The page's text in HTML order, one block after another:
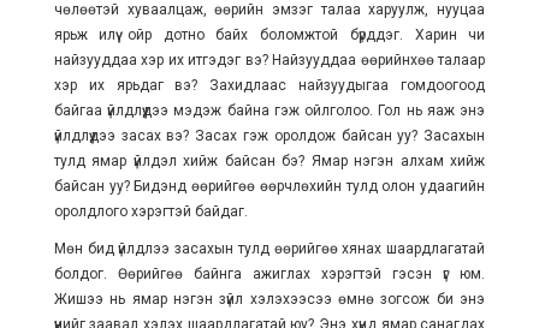
чөлөөтэй хуваалцаж, өөрийн эмзэг талаа харуулж, нууцаа
ярьж илүү ойр дотно байх боломжтой бүрддэг. Харин чи
найзууддаа хэр их итгэдэг вэ? Найзууддаа өөрийнхөө талаар
хэр их ярьдаг вэ? Захидлаас найзуудыгаа гомдоогоод
байгаа үйлдлүүдээ мэдэж байна гэж ойлголоо. Гол нь яаж энэ
үйлдлүүдээ засах вэ? Засах гэж оролдож байсан уу? Засахын
тулд ямар үйлдэл хийж байсан бэ? Ямар нэгэн алхам хийж
байсан уу? Бидэнд өөрийгөө өөрчлөхийн тулд олон удаагийн
оролдлого хэрэгтэй байдаг.
Мөн бид үйлдлээ засахын тулд өөрийгөө хянах шаардлагатай
болдог. Өөрийгөө байнга ажиглах хэрэгтэй гэсэн үг юм.
Жишээ нь ямар нэгэн зүйл хэлэхээсээ өмнө зогсож би энэ